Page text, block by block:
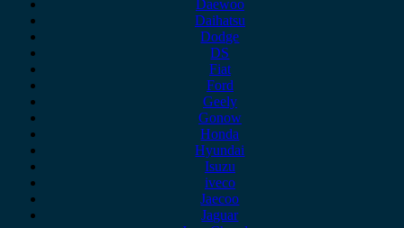
Daewoo
Daihatsu
Dodge
DS
Fiat
Ford
Geely
Gonow
Honda
Hyundai
Isuzu
iveco
Jaecoo
Jaguar